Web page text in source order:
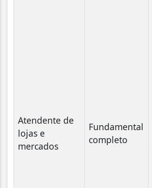
Atendente de
lojas e
mercados
Fundamental
completo